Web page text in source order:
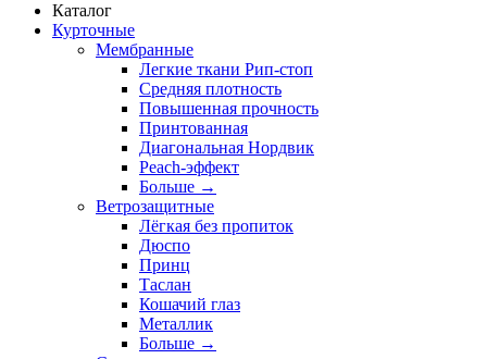
Каталог
Курточные
Мембранные
Легкие ткани Рип-стоп
Средняя плотность
Повышенная прочность
Принтованная
Диагональная Нордвик
Peach-эффект
Больше →
Ветрозащитные
Лёгкая без пропиток
Дюспо
Принц
Таслан
Кошачий глаз
Металлик
Больше →